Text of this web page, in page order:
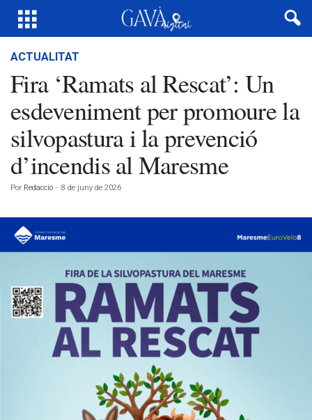
ACTUALITAT
Fira ‘Ramats al Rescat’: Un
esdeveniment per promoure la
silvopastura i la prevenció
d’incendis al Maresme
Por Redacció - 8 de juny de 2026